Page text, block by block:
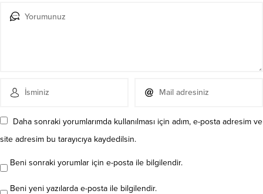
Daha sonraki yorumlarımda kullanılması için adım, e-posta adresim ve
site adresim bu tarayıcıya kaydedilsin.
Beni sonraki yorumlar için e-posta ile bilgilendir.
Beni yeni yazılarda e-posta ile bilgilendir.